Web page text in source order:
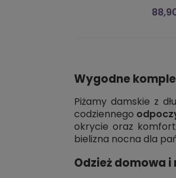
Wygodne
Piżamy damskie z
codziennego
okrycie oraz
bielizna nocna dla
Odzież domowa